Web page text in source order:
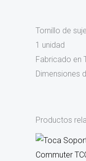
Tornillo de
1 unidad
Fabricado en
Dimensiones
Productos